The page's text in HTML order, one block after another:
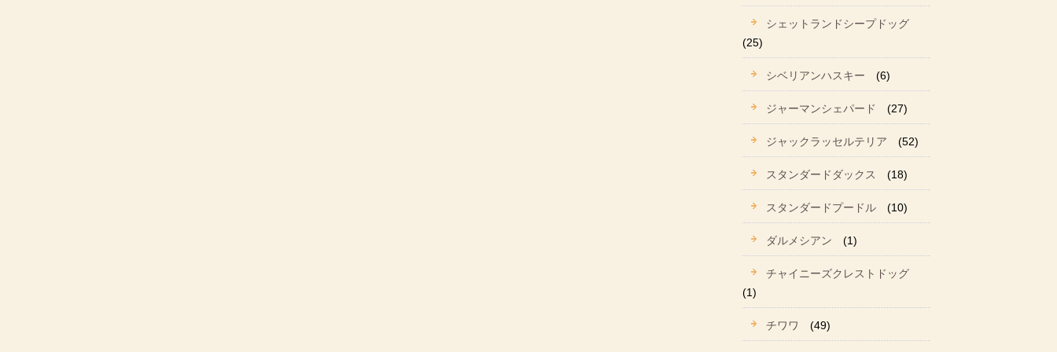
シェットランドシープドッグ
(25)
シベリアンハスキー (6)
ジャーマンシェパード (27)
ジャックラッセルテリア (52)
スタンダードダックス (18)
スタンダードプードル (10)
ダルメシアン (1)
チャイニーズクレストドッグ
(1)
チワワ (49)